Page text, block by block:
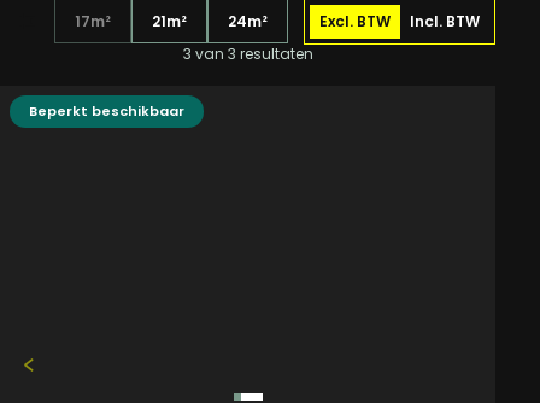
Excl. BTW Incl. BTW
17m² 21m²
24m²
3 van 3 resultaten
Beperkt beschikbaar